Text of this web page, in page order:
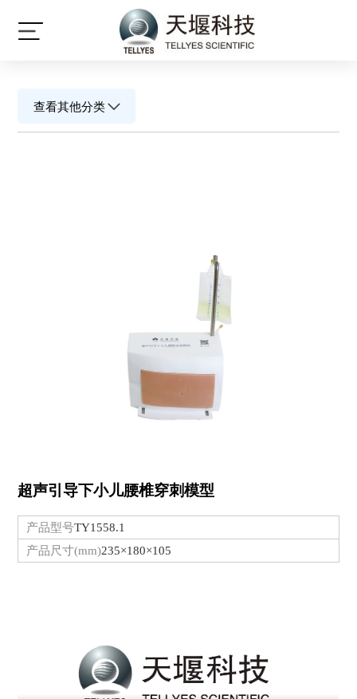
产品中心
查看其他分类
超声引导下小儿腰椎穿刺模型
产品型号TY1558.1
产品尺寸(mm)235×180×105